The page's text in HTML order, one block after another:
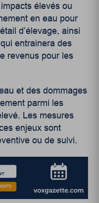
élevés ou
en eau pour
d’élevage, ainsi
entrainera des
revenus pour les
et des dommages
parmi les
Les mesures
enjeux sont
ou de suivi.